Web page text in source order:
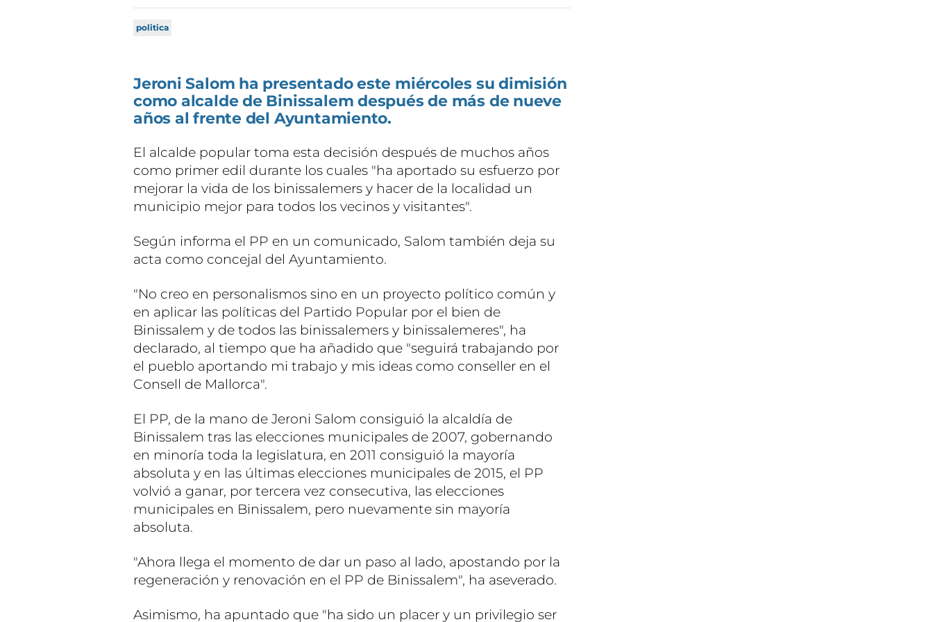
politica
Jeroni Salom ha presentado este miércoles su dimisión
como alcalde de Binissalem después de más de nueve
años al frente del Ayuntamiento.
El alcalde popular toma esta decisión después de muchos años
como primer edil durante los cuales "ha aportado su esfuerzo por
mejorar la vida de los binissalemers y hacer de la localidad un
municipio mejor para todos los vecinos y visitantes".
Según informa el PP en un comunicado, Salom también deja su
acta como concejal del Ayuntamiento.
"No creo en personalismos sino en un proyecto político común y
en aplicar las políticas del Partido Popular por el bien de
Binissalem y de todos las binissalemers y binissalemeres", ha
declarado, al tiempo que ha añadido que "seguirá trabajando por
el pueblo aportando mi trabajo y mis ideas como conseller en el
Consell de Mallorca".
El PP, de la mano de Jeroni Salom consiguió la alcaldía de
Binissalem tras las elecciones municipales de 2007, gobernando
en minoría toda la legislatura, en 2011 consiguió la mayoría
absoluta y en las últimas elecciones municipales de 2015, el PP
volvió a ganar, por tercera vez consecutiva, las elecciones
municipales en Binissalem, pero nuevamente sin mayoría
absoluta.
"Ahora llega el momento de dar un paso al lado, apostando por la
regeneración y renovación en el PP de Binissalem", ha aseverado.
Asimismo, ha apuntado que "ha sido un placer y un privilegio ser